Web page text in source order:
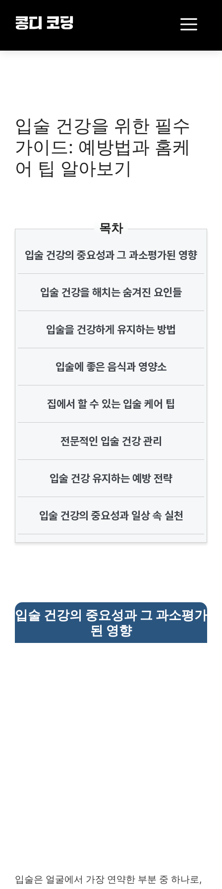
content콩디 코딩
입술 건강을 위한 필수
가이드: 예방법과 홈케
어 팁 알아보기
목차
입술 건강의 중요성과 그 과소평가된 영향
입술 건강을 해치는 숨겨진 요인들
입술을 건강하게 유지하는 방법
입술에 좋은 음식과 영양소
집에서 할 수 있는 입술 케어 팁
전문적인 입술 건강 관리
입술 건강 유지하는 예방 전략
입술 건강의 중요성과 일상 속 실천
입술 건강의 중요성과 그 과소평가
된 영향
입술은 얼굴에서 가장 연약한 부분 중 하나로,